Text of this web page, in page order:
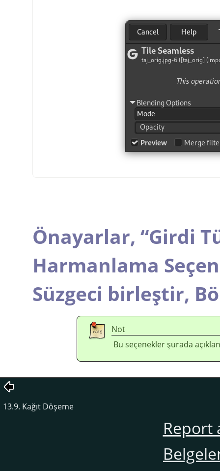
Önayarlar, “Girdi
Harmanlama
Süzgeci birleştir,
Not
Bu seçenekler şurada
13.9. Kağıt Döşeme
Report